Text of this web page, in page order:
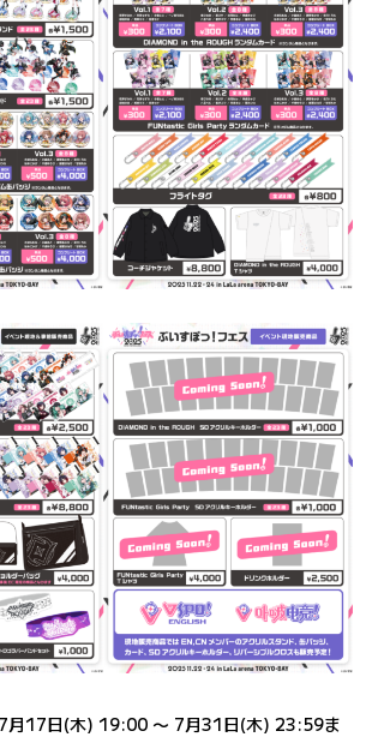
月17日(木) 19:00 〜 7月31日(木) 23:59ま